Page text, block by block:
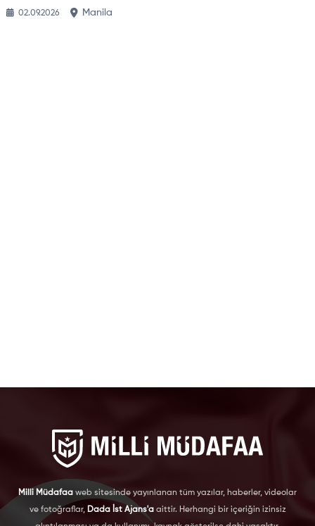
02.09.2026 Manila
Milli Müdafaa web sitesinde yayınlanan tüm yazılar, haberler, videolar
ve fotoğraflar, Dada İst Ajans'aaittir. Herhangi bir içeriğin izinsiz